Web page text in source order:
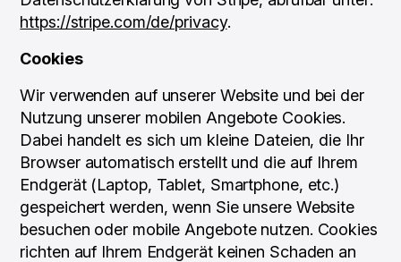
https://stripe.com/de/privacy.
Cookies
Wir verwenden auf unserer Website und bei der
Nutzung unserer mobilen Angebote Cookies.
Dabei handelt es sich um kleine Dateien, die Ihr
Browser automatisch erstellt und die auf Ihrem
Endgerät (Laptop, Tablet, Smartphone, etc.)
gespeichert werden, wenn Sie unsere Website
besuchen oder mobile Angebote nutzen. Cookies
richten auf Ihrem Endgerät keinen Schaden an